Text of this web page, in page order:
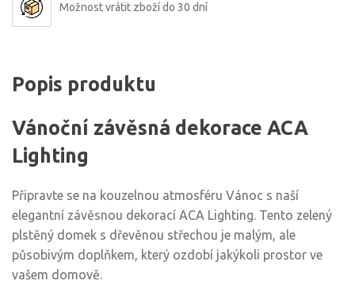
Možnost vrátit zboží do 30 dní
Popis produktu
Vánoční závěsná dekorace ACA
Lighting
Připravte se na kouzelnou atmosféru Vánoc s naší
elegantní závěsnou dekorací ACA Lighting. Tento zelený
plstěný domek s dřevěnou střechou je malým, ale
působivým doplňkem, který ozdobí jakýkoli prostor ve
vašem domově.